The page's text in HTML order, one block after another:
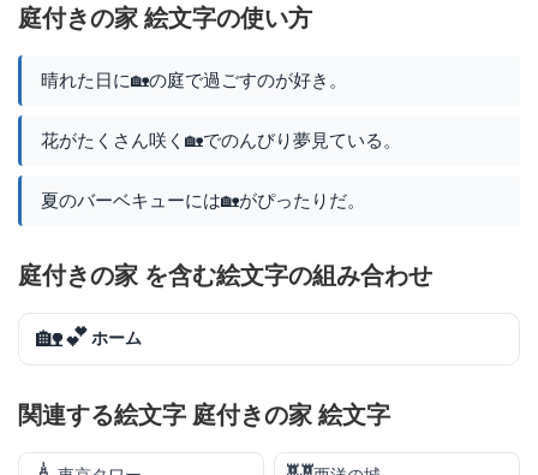
庭付きの家 絵文字の使い方
晴れた日に🏡の庭で過ごすのが好き。
花がたくさん咲く🏡でのんびり夢見ている。
夏のバーベキューには🏡がぴったりだ。
庭付きの家 を含む絵文字の組み合わせ
🏡💕ホーム
関連する絵文字 庭付きの家 絵文字